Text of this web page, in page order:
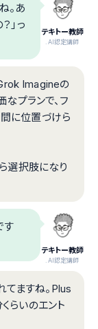
テキトー教師
.AI認定講師
。あ
」っ
Imagineの
プランで、フ
に位置づけら
選択肢になり
テキトー教師
.AI認定講師
す
ますね。Plus
らいのエント